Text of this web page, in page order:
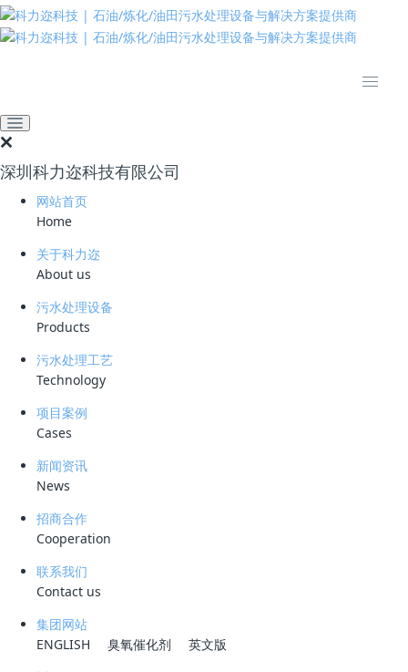
深圳科力迩科技有限公司
网站首页
Home
关于科力迩
About us
污水处理设备
Products
污水处理工艺
Technology
项目案例
Cases
新闻资讯
News
招商合作
Cooperation
联系我们
Contact us
集团网站
ENGLISH
臭氧催化剂 英文版
推动绿色发展 建设美丽中国
《压裂返排液回配压裂液用
水水质要求》
（DB61T1248-2019）免费
下载
2023-11-28 14:48:42
简要说明 ：
《压裂返排液回配压裂液用水水质要求》（DB61T1248-2019）
文件版本 ：
文件类型 ：